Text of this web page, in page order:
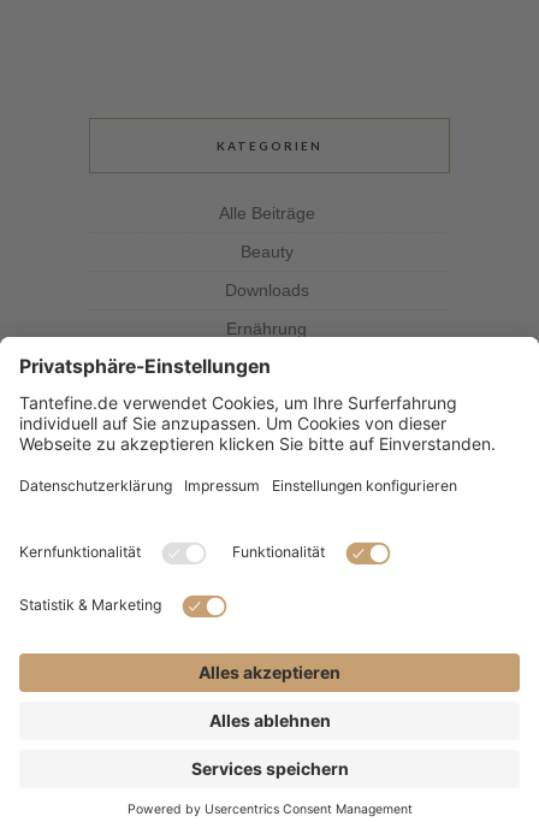
KATEGORIEN
Alle Beiträge
Beauty
Downloads
Ernährung
Kolumne
Kräuterkunde
Magazin
Rezepte